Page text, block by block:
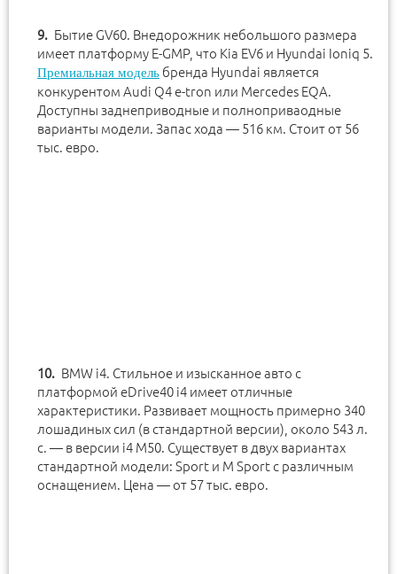
Бытие GV60. Внедорожник небольшого размера
имеет платформу E-GMP, что Kia EV6 и Hyundai Ioniq 5.
Премиальная модель бренда Hyundai является
конкурентом Audi Q4 e-tron или Mercedes EQA.
Доступны заднеприводные и полноприваодные
варианты модели. Запас хода — 516 км. Стоит от 56
тыс. евро.
BMW i4. Стильное и изысканное авто с
платформой eDrive40 i4 имеет отличные
характеристики. Развивает мощность примерно 340
лошадиных сил (в стандартной версии), около 543 л.
с. — в версии i4 M50. Существует в двух вариантах
стандартной модели: Sport и M Sport с различным
оснащением. Цена — от 57 тыс. евро.